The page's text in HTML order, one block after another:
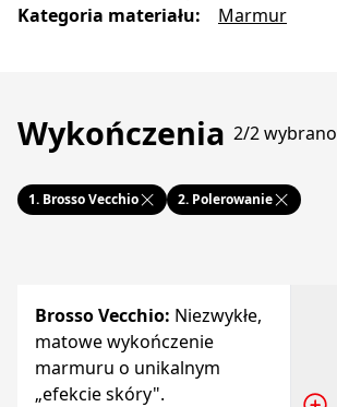
Kategoria materiału: Marmur
Wykończenia 2/2 wybrano
1. Brosso Vecchio 2. Polerowanie
Brosso Vecchio: Niezwykłe,
matowe wykończenie
marmuru o unikalnym
„efekcie skóry".